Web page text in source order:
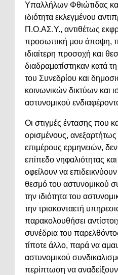
Υπαλλήλων Φθιώτιδας
ιδιότητα εκλεγμένου
Π.Ο.ΑΣ.Υ., αντιθέτως
προσωπική μου άποψη,
ιδιαίτερη προσοχή και
διαδραματίστηκαν κατά
του Συνεδρίου και
κοινωνικών δικτύων και
αστυνομικού
Οι στιγμές έντασης που
ορισμένους,
επιμέρους ερμηνειών,
επίπεδο νηφαλιότητας
οφείλουν να
θεσμό του αστυνομικού
την ιδιότητα του
την τριακονταετή
παρακολουθήσει
συνέδρια του
τίποτε άλλο, παρά να
αστυνομικού
περίπτωση να